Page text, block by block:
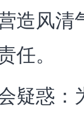
造风清
任。
疑惑：